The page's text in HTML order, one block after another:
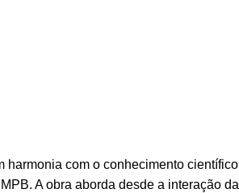
com o conhecimento
A obra aborda desde a interação